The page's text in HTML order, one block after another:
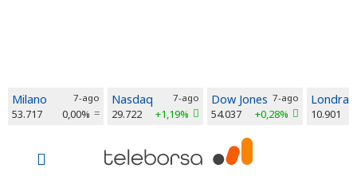
Milano 7-ago
53.717 0,00%
Nasdaq 7-ago
29.722 +1,19%
Dow Jones 7-ago
54.037 +0,28%
Londra
10.901